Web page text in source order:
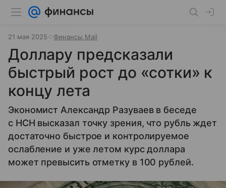
21 мая 2025 Финансы Mail
Доллару предсказали
быстрый рост до «сотки» к
концу лета
Экономист Александр Разуваев в беседе
с НСН высказал точку зрения, что рубль ждет
достаточно быстрое и контролируемое
ослабление и уже летом курс доллара
может превысить отметку в 100 рублей.